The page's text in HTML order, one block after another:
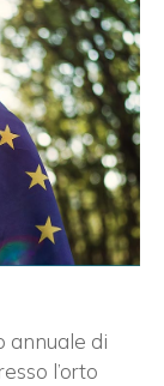
annuale di
l’orto